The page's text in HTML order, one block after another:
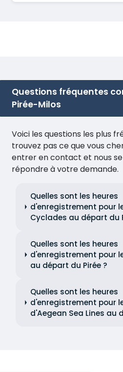
Questions fréquentes
Pirée-Milos
Voici les questions les plus
trouvez pas ce que vous
entrer en contact et nous
répondre à votre demande.
Quelles sont les heures
d'enregistrement pour
Cyclades au départ du
Quelles sont les heures
d'enregistrement pour
au départ du Pirée ?
Quelles sont les heures
d'enregistrement pour
d'Aegean Sea Lines au